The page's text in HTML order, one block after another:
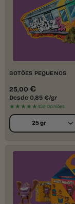
BOTÕES PEQUENOS
25,00 €
Desde0,85€/gr
★★★★★459 Opiniões